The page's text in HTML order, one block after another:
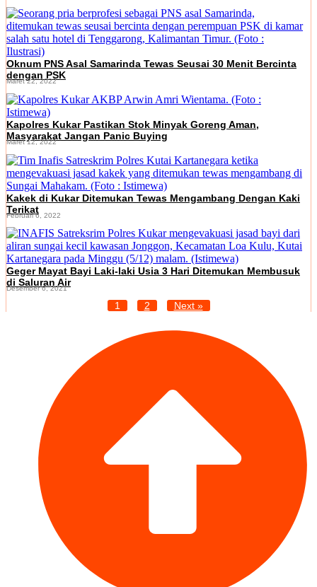
Oknum PNS Asal Samarinda Tewas Seusai 30 Menit Bercinta
dengan PSK
Maret 22, 2022
Kapolres Kukar Pastikan Stok Minyak Goreng Aman,
Masyarakat Jangan Panic Buying
Maret 12, 2022
Kakek di Kukar Ditemukan Tewas Mengambang Dengan Kaki
Terikat
Februari 6, 2022
Geger Mayat Bayi Laki-laki Usia 3 Hari Ditemukan Membusuk
di Saluran Air
Desember 6, 2021
1 2 Next »